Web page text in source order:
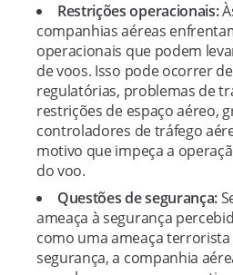
Restrições operacionais:
companhias aéreas
operacionais que podem
de voos. Isso pode ocorrer
regulatórias, problemas de
restrições de espaço aéreo,
controladores de tráfego
motivo que impeça a
do voo.
Questões de segurança:
ameaça à segurança
como uma ameaça
segurança, a companhia